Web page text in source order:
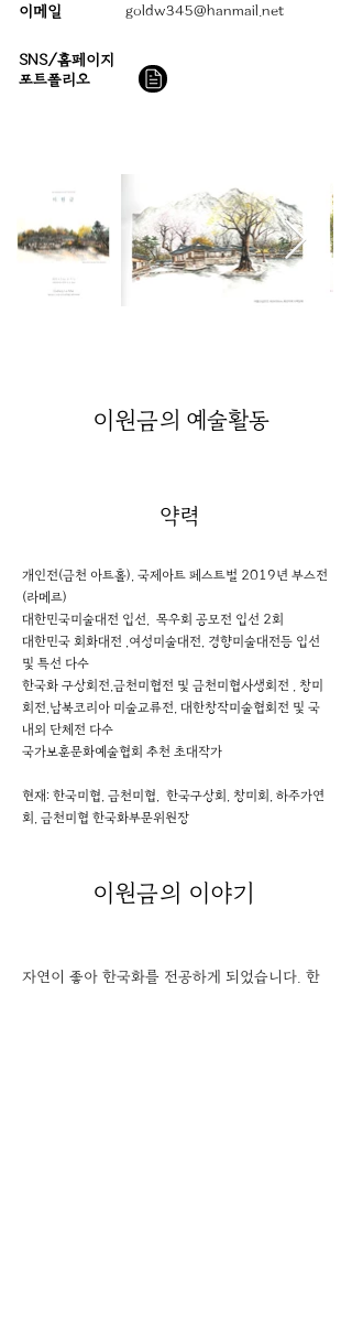
이메일
SNS/홈페이지
goldw345@hanmail.net
​포트폴리오
이원금의 예술활동
약력
개인전(금천 아트홀), 국제아트 페스트벌 2019년 부스전
(라메르)
대한민국미술대전 입선, 목우회 공모전 입선 2회
대한민국 회화대전 ,여성미술대전, 경향미술대전등 입선
및 특선 다수
한국화 구상회전,금천미협전 및 금천미협사생회전 , 창미
회전,남북코리아 미술교류전, 대한창작미술협회전 및 국
내외 단체전 다수
국가보훈문화예술협회 추천 초대작가
현재: 한국미협, 금천미협, 한국구상회, 창미회, 하주가연
회, 금천미협 한국화부문위원장
이원금의 이야기
자연이 좋아 한국화를 전공하게 되었습니다. 한